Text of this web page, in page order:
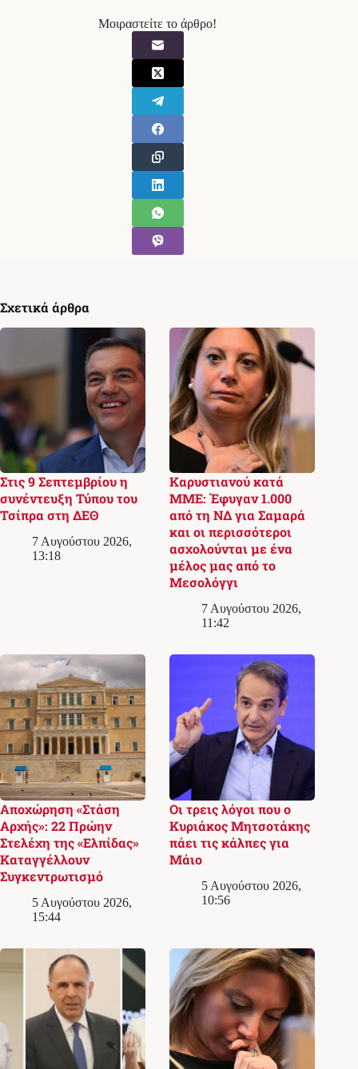
Μοιραστείτε το άρθρο!
Σχετικά άρθρα
Στις 9 Σεπτεμβρίου η
συνέντευξη Τύπου του
Τσίπρα στη ΔΕΘ
7 Αυγούστου 2026,
13:18
Καρυστιανού κατά
ΜΜΕ: Έφυγαν 1.000
από τη ΝΔ για Σαμαρά
και οι περισσότεροι
ασχολούνται με ένα
μέλος μας από το
Μεσολόγγι
7 Αυγούστου 2026,
11:42
Αποχώρηση «Στάση
Αρχής»: 22 Πρώην
Στελέχη της «Ελπίδας»
Καταγγέλλουν
Συγκεντρωτισμό
5 Αυγούστου 2026,
15:44
Οι τρεις λόγοι που ο
Κυριάκος Μητσοτάκης
πάει τις κάλπες για
Μάιο
5 Αυγούστου 2026,
10:56